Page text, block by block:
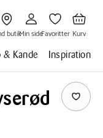
Gå
til
Find
butik
butik
til
Min
side
Min side
til
Favoritter
Favoritter
til
Kurv
Kurv
& Kande Inspiration